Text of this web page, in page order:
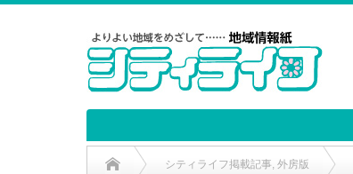
シティライフ掲載記事, 外房版